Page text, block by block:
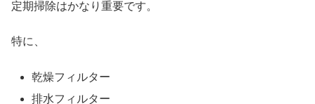
定期掃除はかなり重要です。
特に、
乾燥フィルター
排水フィルター